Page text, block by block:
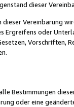
dieser
Vereinbarung
Ergreifens oder
Vorschriften,
Bestimmungen
oder eine